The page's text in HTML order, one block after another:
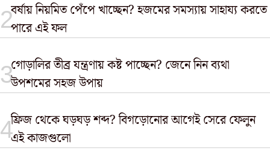
বর্ষায় নিয়মিত পেঁপে খাচ্ছেন? হজমের সমস্যায় সাহায্য করতে
পারে এই ফল
গোড়ালির তীব্র যন্ত্রণায় কষ্ট পাচ্ছেন? জেনে নিন ব্যথা
উপশমের সহজ উপায়
ফ্রিজ থেকে ঘড়ঘড় শব্দ? বিগড়োনোর আগেই সেরে ফেলুন
এই কাজগুলো